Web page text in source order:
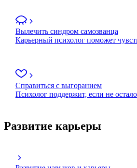
Вылечить синдром самозванца
Карьерный психолог поможет
Справиться с выгоранием
Психолог поддержит, если не
Развитие карьеры